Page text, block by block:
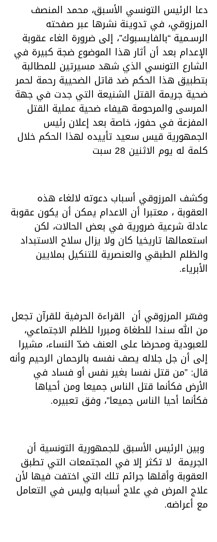
دعا الرئيس التونسي الأسبق، محمد المنصف
المرزوقي، في تدوينة نشرها عبر صفحته
الرسـمية “بالفايسبوك”، إلى ضرورة الغاء عقوبة
الإعدام بعد أن أثار هذا الموضوع ضجة كبيرة في
الشارع التونسي الذي شهد مسيرتين للمطالبة
بتطبيق هذا الحكم ضد قاتل الضحيية رحمة لحمر
ضحية جريمة القتل الشنيعة التي جدت في جهة
المرسى والمرحومة هيفاء ضحية عملية القتل
المفزعة في حفوز، خاصة بعد إعلان رئيس
الجمهورية قيس سعيد تأييده لهذا الحكم خلال
كلمة له يوم الاثنين 28 سبت
وكشف المرزوقي أسباب دعوته لالغاء هذه
العقوبة ، معتبرا أن الاعدام يمكن أن يكون عقوبة
عادلة شرعية ضرورية في بعض الحالات، لكن
استعمالها تاريخيا كان ولا يزال سلاح الاستبداد
والظلم الطبقي والعنصرية للتنكيل بملايين
الأبرياء.
وفسّر المرزوقي أن القراءة الحرفية للقرآن تجعل
من الله سندا للطغاة ومبررا للظلم الاجتماعي،
للعبودية ومحرضا على العنف ضدّ النساء، مشيرا
إلى أن جل جلاله يصف نفسه بالرحمان الرحيم وأنه
قال: ”من قتل نفسا بغير نفس أو فساد في
الأرض فكأنما قتل الناس جميعا ومن أحياها
فكأنما أحيا الناس جميعا”، وفق تعبيره.
وبين الرئيس الأسبق للجمهورية التونسية أن
الجريمة لا تكثر إلا في المجتمعات التي تطبق
العقوبة وأقلها جرائم تلك التي اختفت فيها لأن
علاج المرض في علاج أسبابه وليس في التعامل
مع أعراضه.